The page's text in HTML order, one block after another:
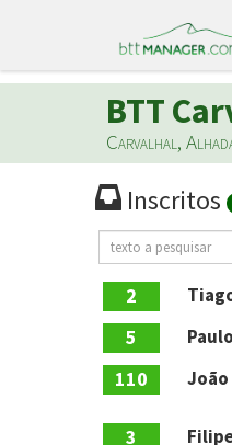
BTT
Carvalhal,
Inscritos
2
5
110 João
3